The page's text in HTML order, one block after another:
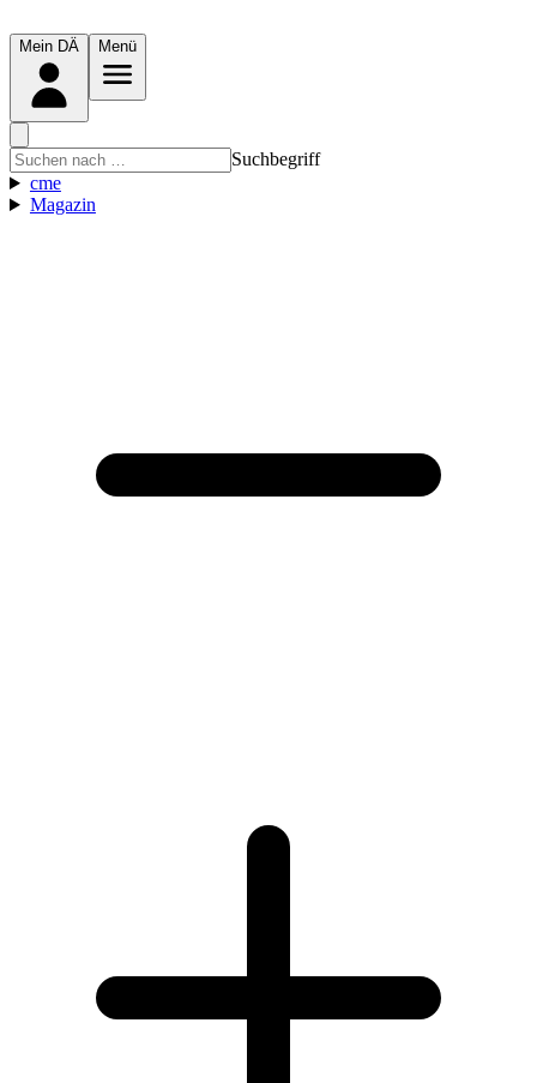
Mein DÄ Menü
Suchbegriff
cme
Magazin